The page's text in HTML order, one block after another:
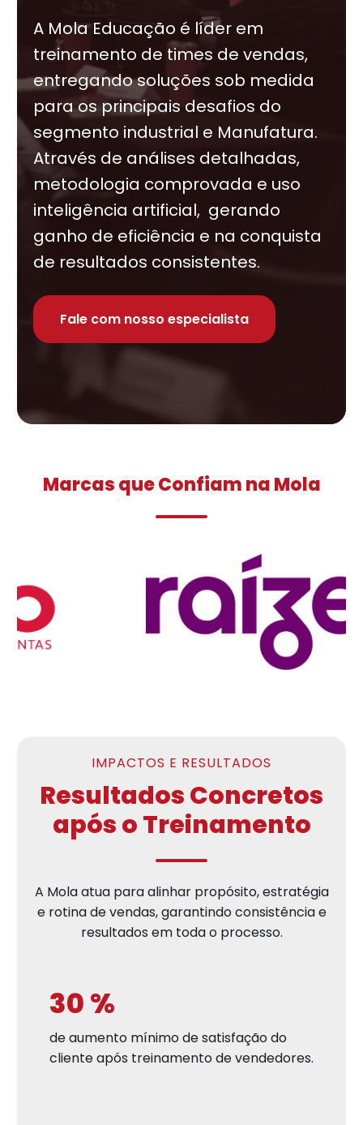
A Mola Educação é líder em
treinamento de times de vendas,
entregando soluções sob medida
para os principais desafios do
segmento industrial e Manufatura.
Através de análises detalhadas,
metodologia comprovada e uso
inteligência artificial, gerando
ganho de eficiência e na conquista
de resultados consistentes.
Fale com nosso especialista
Marcas que Confiam na Mola
IMPACTOS E RESULTADOS
Resultados Concretos
após o Treinamento
A Mola atua para alinhar propósito, estratégia
e rotina de vendas, garantindo consistência e
resultados em toda o processo.
30%
de aumento mínimo de satisfação do
cliente após treinamento de vendedores.